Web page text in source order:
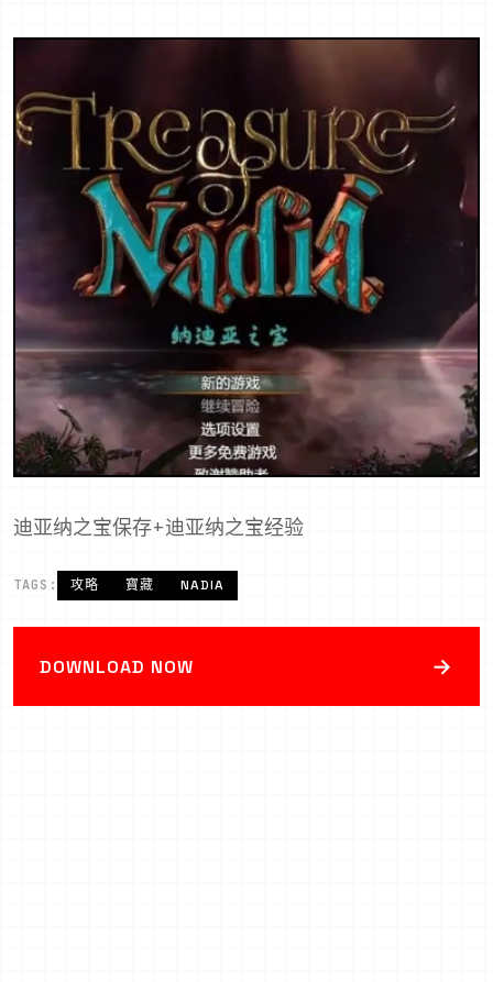
迪亚纳之宝保存+迪亚纳之宝经验
TAGS: 攻略 寶藏 NADIA
DOWNLOAD NOW →